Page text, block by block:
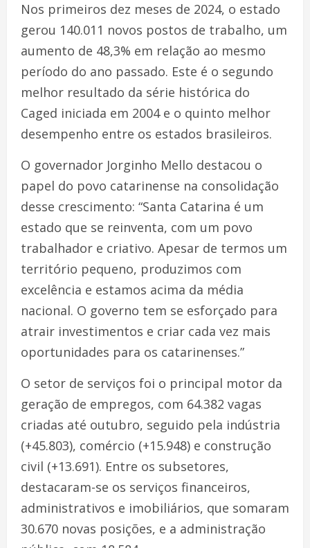
Nos primeiros dez meses de 2024, o estado
gerou 140.011 novos postos de trabalho, um
aumento de 48,3% em relação ao mesmo
período do ano passado. Este é o segundo
melhor resultado da série histórica do
Caged iniciada em 2004 e o quinto melhor
desempenho entre os estados brasileiros.
O governador Jorginho Mello destacou o
papel do povo catarinense na consolidação
desse crescimento: “Santa Catarina é um
estado que se reinventa, com um povo
trabalhador e criativo. Apesar de termos um
território pequeno, produzimos com
excelência e estamos acima da média
nacional. O governo tem se esforçado para
atrair investimentos e criar cada vez mais
oportunidades para os catarinenses.”
O setor de serviços foi o principal motor da
geração de empregos, com 64.382 vagas
criadas até outubro, seguido pela indústria
(+45.803), comércio (+15.948) e construção
civil (+13.691). Entre os subsetores,
destacaram-se os serviços financeiros,
administrativos e imobiliários, que somaram
30.670 novas posições, e a administração